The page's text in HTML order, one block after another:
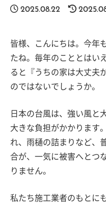
2025.08.22
皆様、こんにちは。今年
たね。毎年のこととはい
ると『うちの家は大丈夫
のではないでしょうか。
日本の台風は、強い風と
大きな負担がかかります
れ、雨樋の詰まりなど、
合が、一気に被害へとつ
りません。
私たち施工業者のもとに